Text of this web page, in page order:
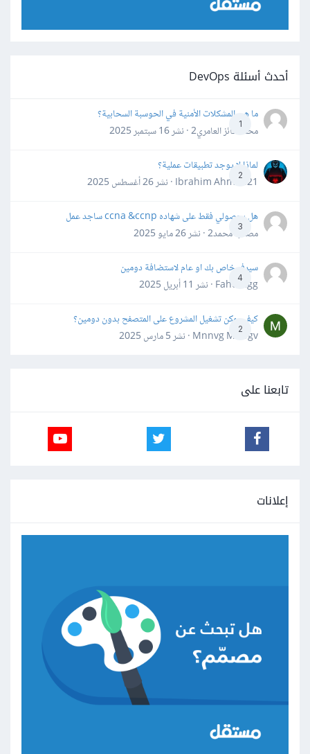
أحدث أسئلة DevOps
1
ما هي المشكلات الأمنية في الحوسبة السحابية؟
محمد فائز العامري2 · نشر
16 سبتمبر 2025
2
لماذا لا يوجد تطبيقات عملية؟
Ibrahim Ahmed21 · نشر
26 أغسطس 2025
3
هل بحصولي فقط على شهاده ccna &ccnp ساجد عمل
مصعب محمد2 · نشر
26 مايو 2025
4
سيرفر خاص بك او عام لاستضافة دومين
Fahd Ggg · نشر
11 أبريل 2025
2
كيف يمكن تشغيل المشروع على المتصفح بدون دومين؟
Mnnvg Mnbgv · نشر
5 مارس 2025
تابعنا على
إعلانات